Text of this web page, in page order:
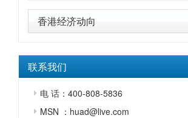
香港经济动向
联系我们
电 话：400-808-5836
MSN ：huad@live.com